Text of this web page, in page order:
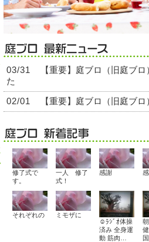
03/31
【重要】庭ブロ（旧庭ブ
た
02/01 【重要】庭ブロ（旧庭ブ
修了式で
す。
一人 修了
式！
感謝
それぞれの
ミモザに
☺ﾗｼﾞｵ体操
済み 全身運
動 筋肉…